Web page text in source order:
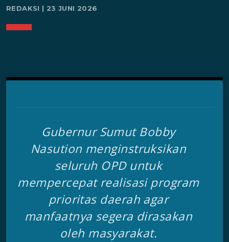
REDAKSI | 23 JUNI 2026
Gubernur Sumut Bobby
Nasution menginstruksikan
seluruh OPD untuk
mempercepat realisasi program
prioritas daerah agar
manfaatnya segera dirasakan
oleh masyarakat.